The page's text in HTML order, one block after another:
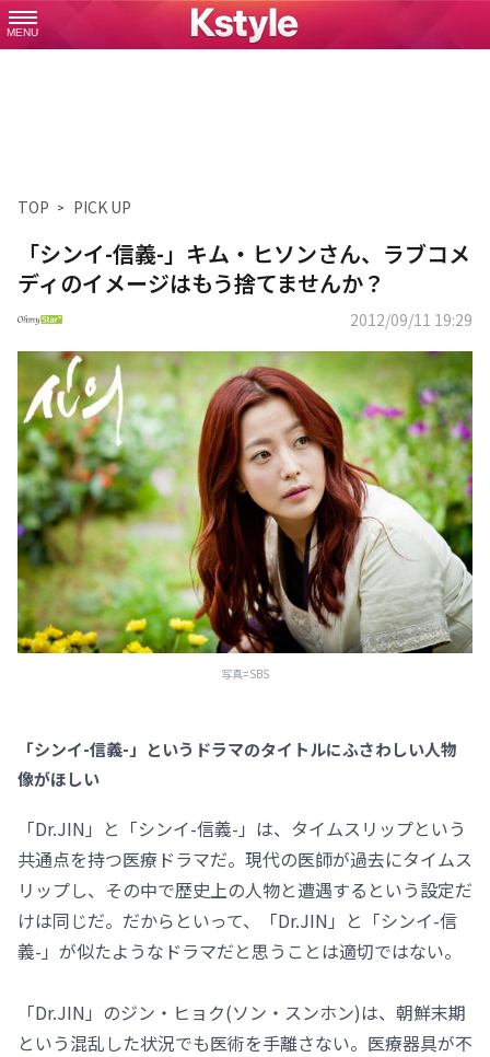
MENU
TOP PICK UP
「シンイ-信義-」キム・ヒソンさん、ラブコメ
ディのイメージはもう捨てませんか？
2012/09/11 19:29
写真=SBS
「シンイ-信義-」というドラマのタイトルにふさわしい人物
像がほしい
「Dr.JIN」と「シンイ-信義-」は、タイムスリップという
共通点を持つ医療ドラマだ。現代の医師が過去にタイムス
リップし、その中で歴史上の人物と遭遇するという設定だ
けは同じだ。だからといって、「Dr.JIN」と「シンイ-信
義-」が似たようなドラマだと思うことは適切ではない。
「Dr.JIN」のジン・ヒョク(ソン・スンホン)は、朝鮮末期
という混乱した状況でも医術を手離さない。医療器具が不